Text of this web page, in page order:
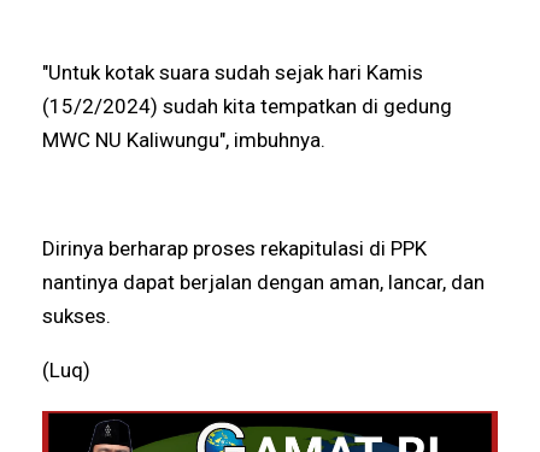
"Untuk kotak suara sudah sejak hari Kamis
(15/2/2024) sudah kita tempatkan di gedung
MWC NU Kaliwungu", imbuhnya.
Dirinya berharap proses rekapitulasi di PPK
nantinya dapat berjalan dengan aman, lancar, dan
sukses.
(Luq)